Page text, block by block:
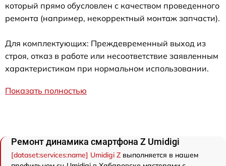
который прямо обусловлен с качеством проведенного
ремонта (например, некорректный монтаж запчасти).
Для комплектующих: Преждевременный выход из
строя, отказ в работе или несоответствие заявленным
характеристикам при нормальном использовании.
Показать полностью
Ремонт динамика смартфона Z Umidigi
[dataset:services:name] Umidigi Z выполняется в нашем